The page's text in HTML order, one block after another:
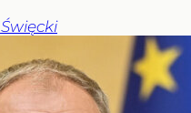
Święcki